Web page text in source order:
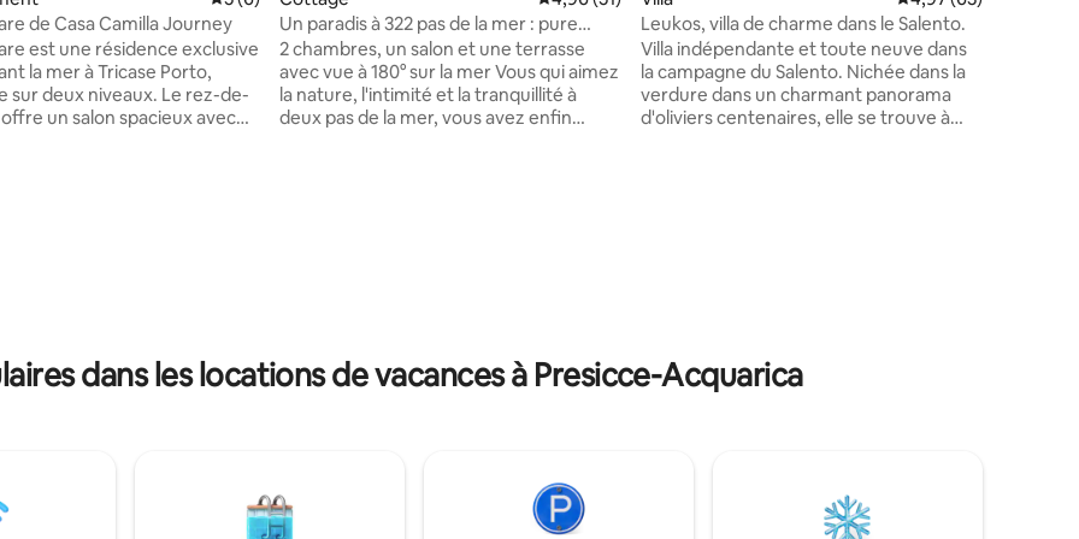
la base de 40 commentaires : 5 sur 5
de Casa Camilla Journey
est une résidence exclusive
la mer à Tricase Porto,
sur deux niveaux. Le rez-de-
un salon spacieux avec
mobilier avec vue sur la
Un paradis à 322 pas de la mer : pure
détente
2 chambres, un salon et une terrasse
avec vue à 180° sur la mer Vous qui aimez
la nature, l'intimité et la tranquillité à
deux pas de la mer, vous avez enfin
Leukos, villa de charme dans le Salento.
Villa indépendante et toute neuve dans
la campagne du Salento. Nichée dans la
verdure dans un charmant panorama
d'oliviers centenaires, elle se trouve à
fonctionnalité.
dans les locations de vacances à Presicce-Acquarica